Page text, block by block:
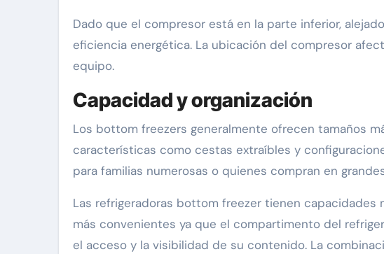
Dado que el compresor está en la parte inferior,
eficiencia energética. La ubicación del compresor
equipo.
Capacidad y organización
Los bottom freezers generalmente ofrecen tamaños
características como cestas extraíbles y
para familias numerosas o quienes compran en
Las refrigeradoras bottom freezer tienen capacidades
más convenientes ya que el compartimento del
el acceso y la visibilidad de su contenido. La